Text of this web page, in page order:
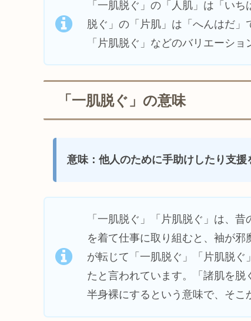
「一肌脱ぐ」の「人肌」は「い
脱ぐ」の「片肌」は「へんはだ
「片肌脱ぐ」などのバリエーショ
「一肌脱ぐ」の意味
意味：他人のために手助けしたり支援
「一肌脱ぐ」「片肌脱ぐ」は、
を着て仕事に取り組むと、袖が
が転じて「一肌脱ぐ」「片肌脱
たと言われています。「諸肌を
半身裸にするという意味で、そこ